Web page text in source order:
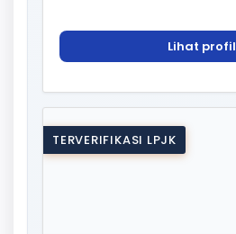
Lihat profil
TERVERIFIKASI LPJK